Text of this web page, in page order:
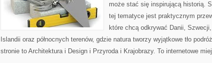
może stać się inspirującą historią.
tej tematyce jest praktycznym
które chcą odkrywać Danii,
Islandii oraz północnych terenów, gdzie natura tworzy wyjątkowe tło
stronie to Architektura i Design i Przyroda i Krajobrazy. To internetowe